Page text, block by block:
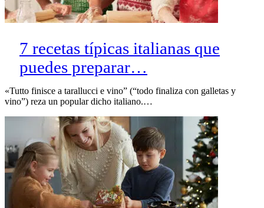
7 recetas típicas italianas que
puedes preparar…
«Tutto finisce a tarallucci e vino” (“todo finaliza con galletas y
vino”) reza un popular dicho italiano.…